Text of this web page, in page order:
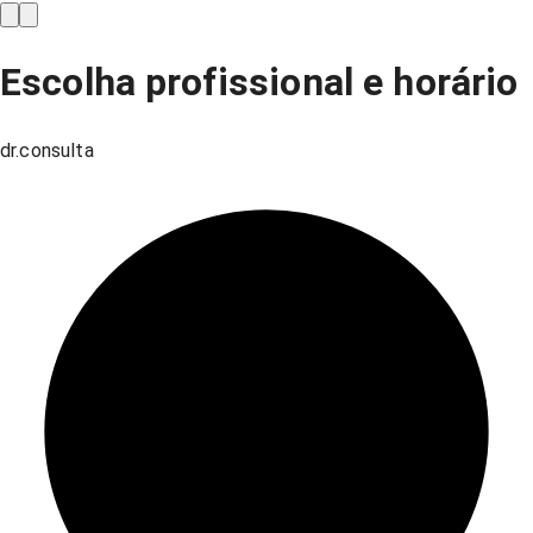
Escolha profissional e horário
dr.consulta